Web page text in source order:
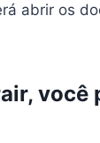
abrir os
você